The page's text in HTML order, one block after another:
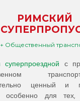
РИМСКИЙ
+ Общественный
суперпроездной с
ценный и
особенно для тех,